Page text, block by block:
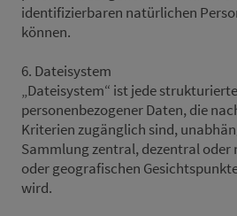
identifizierbaren natürlichen
können.
6. Dateisystem
„Dateisystem“ ist jede
personenbezogener Daten, die
Kriterien zugänglich sind,
Sammlung zentral, dezentral
oder geografischen
wird.